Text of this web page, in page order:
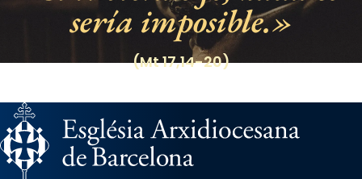
sería imposible.
(Mt 17,14-20)